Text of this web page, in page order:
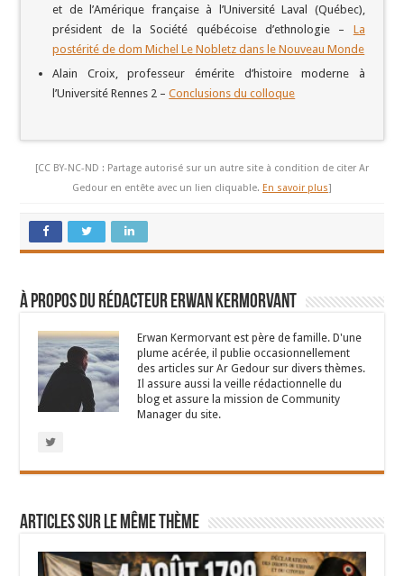
et de l’Amérique française à l’Université Laval (Québec),
président de la Société québécoise d’ethnologie – La
postérité de dom Michel Le Nobletz dans le Nouveau Monde
Alain Croix, professeur émérite d’histoire moderne à
l’Université Rennes 2 –Conclusions du colloque
[CC BY-NC-ND : Partage autorisé sur un autre site à condition de citer Ar
Gedour en entête avec un lien cliquable. En savoir plus]
À propos du rédacteur Erwan Kermorvant
Erwan Kermorvant est père de famille. D'une
plume acérée, il publie occasionnellement
des articles sur Ar Gedour sur divers thèmes.
Il assure aussi la veille rédactionnelle du
blog et assure la mission de Community
Manager du site.
Articles sur le même thème